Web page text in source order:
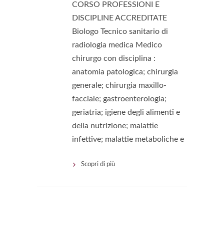
CORSO PROFESSIONI E
DISCIPLINE ACCREDITATE
Biologo Tecnico sanitario di
radiologia medica Medico
chirurgo con disciplina :
anatomia patologica; chirurgia
generale; chirurgia maxillo-
facciale; gastroenterologia;
geriatria; igiene degli alimenti e
della nutrizione; malattie
infettive; malattie metaboliche e
Scopri di più